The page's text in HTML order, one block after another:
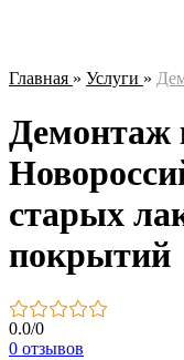
Главная » Услуги »
Демонтаж
старых
покрытий
0.0/0
0 отзывов